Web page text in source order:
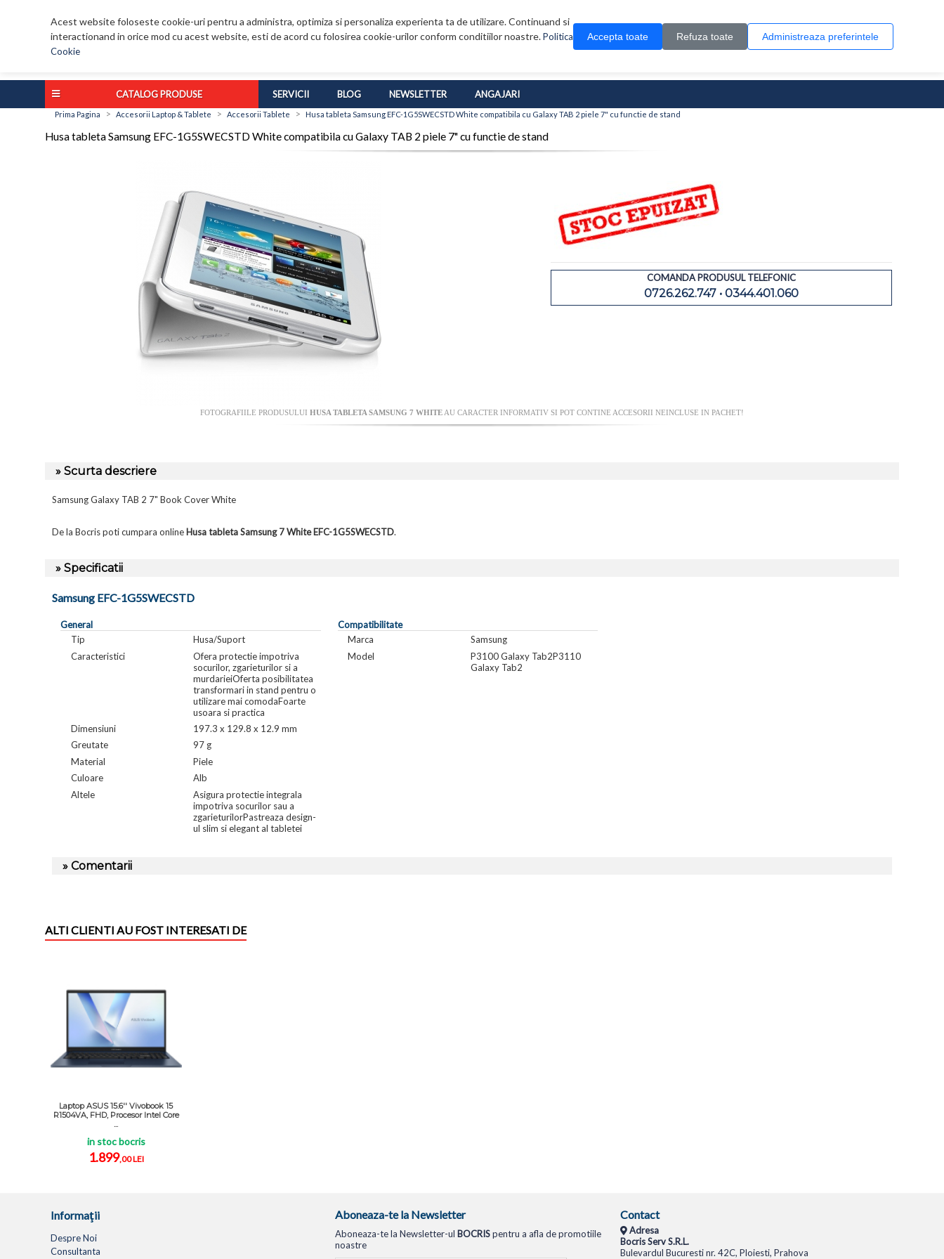
Acest website foloseste cookie-uri pentru a administra, optimiza si personaliza experienta ta de utilizare. Continuand si
interactionand in orice mod cu acest website, esti de acord cu folosirea cookie-urilor conform conditiilor noastre.Politica
Cookie
Accepta toate Refuza toate Administreaza preferintele
0 produs(e)
CATALOG PRODUSE SERVICII BLOG NEWSLETTER ANGAJARI
Prima Pagina > Accesorii Laptop & Tablete > Accesorii Tablete > Husa tableta Samsung EFC-1G5SWECSTD White compatibila cu Galaxy TAB 2 piele 7" cu functie de stand
Husa tableta Samsung EFC-1G5SWECSTD White compatibila cu Galaxy TAB 2 piele 7" cu functie de stand
COMANDA PRODUSUL TELEFONIC
0726.262.747 • 0344.401.060
FOTOGRAFIILE PRODUSULUI HUSA TABLETA SAMSUNG 7 WHITEAU CARACTER INFORMATIV SI POT CONTINE ACCESORII NEINCLUSE IN PACHET!
» Scurta descriere
Samsung Galaxy TAB 2 7" Book Cover White
De la Bocris poti cumpara online Husa tableta Samsung 7 White EFC-1G5SWECSTD.
» Specificatii
Samsung EFC-1G5SWECSTD
General
Tip
Husa/Suport
Caracteristici
Ofera protectie impotriva
socurilor, zgarieturilor si a
murdarieiOferta posibilitatea
transformari in stand pentru o
utilizare mai comodaFoarte
usoara si practica
Dimensiuni
197.3 x 129.8 x 12.9 mm
Greutate
97 g
Material
Piele
Culoare
Alb
Altele
Asigura protectie integrala
impotriva socurilor sau a
zgarieturilorPastreaza design-
ul slim si elegant al tabletei
Compatibilitate
Marca
Samsung
Model
P3100 Galaxy Tab2P3110
Galaxy Tab2
» Comentarii
ALTI CLIENTI AU FOST INTERESATI DE
Laptop ASUS 15.6'' Vivobook 15
R1504VA, FHD, Procesor Intel Core
...
in stoc bocris
1.899,00 LEI
Informaţii
Despre Noi
Consultanta
Aboneaza-te la Newsletter
Aboneaza-te la Newsletter-ul BOCRISpentru a afla de promotiile
noastre
Contact
Adresa
Bocris Serv S.R.L.
Bulevardul Bucuresti nr. 42C, Ploiesti, Prahova